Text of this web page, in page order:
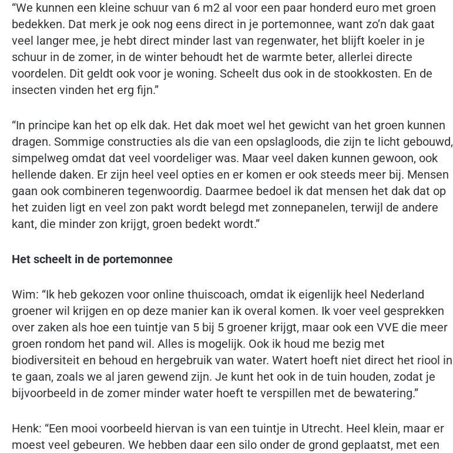
“We kunnen een kleine schuur van 6 m2 al voor een paar honderd euro met groen
bedekken. Dat merk je ook nog eens direct in je portemonnee, want zo’n dak gaat
veel langer mee, je hebt direct minder last van regenwater, het blijft koeler in je
schuur in de zomer, in de winter behoudt het de warmte beter, allerlei directe
voordelen. Dit geldt ook voor je woning. Scheelt dus ook in de stookkosten. En de
insecten vinden het erg fijn.”
“In principe kan het op elk dak. Het dak moet wel het gewicht van het groen kunnen
dragen. Sommige constructies als die van een opslagloods, die zijn te licht gebouwd,
simpelweg omdat dat veel voordeliger was. Maar veel daken kunnen gewoon, ook
hellende daken. Er zijn heel veel opties en er komen er ook steeds meer bij. Mensen
gaan ook combineren tegenwoordig. Daarmee bedoel ik dat mensen het dak dat op
het zuiden ligt en veel zon pakt wordt belegd met zonnepanelen, terwijl de andere
kant, die minder zon krijgt, groen bedekt wordt.”
Het scheelt in de portemonnee
Wim: “Ik heb gekozen voor online thuiscoach, omdat ik eigenlijk heel Nederland
groener wil krijgen en op deze manier kan ik overal komen. Ik voer veel gesprekken
over zaken als hoe een tuintje van 5 bij 5 groener krijgt, maar ook een VVE die meer
groen rondom het pand wil. Alles is mogelijk. Ook ik houd me bezig met
biodiversiteit en behoud en hergebruik van water. Watert hoeft niet direct het riool in
te gaan, zoals we al jaren gewend zijn. Je kunt het ook in de tuin houden, zodat je
bijvoorbeeld in de zomer minder water hoeft te verspillen met de bewatering.”
Henk: “Een mooi voorbeeld hiervan is van een tuintje in Utrecht. Heel klein, maar er
moest veel gebeuren. We hebben daar een silo onder de grond geplaatst, met een